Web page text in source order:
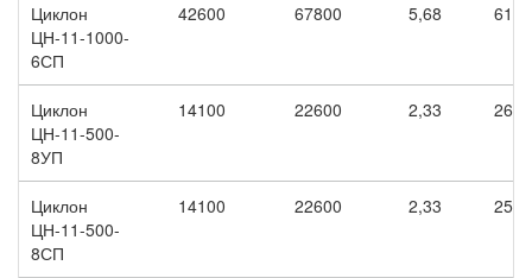
Циклон
ЦН-11-1000-
6СП
42600 67800 5,68 6180
Циклон
ЦН-11-500-
8УП
14100 22600 2,33 2660
Циклон
ЦН-11-500-
8СП
14100 22600 2,33 2550